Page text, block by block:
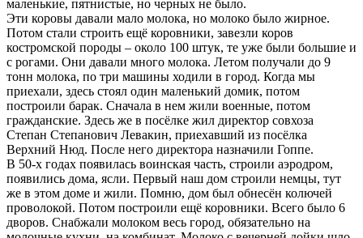
маленькие, пятнистые, но черных не было.
Эти коровы давали мало молока, но молоко было жирное.
Потом стали строить ещё коровники, завезли коров
костромской породы – около 100 штук, те уже были большие и
с рогами. Они давали много молока. Летом получали до 9
тонн молока, по три машины ходили в город. Когда мы
приехали, здесь стоял один маленький домик, потом
построили барак. Сначала в нем жили военные, потом
гражданские. Здесь же в посёлке жил директор совхоза
Степан Степанович Левакин, приехавший из посёлка
Верхний Нюд. После него директора назначили Гоппе.
В 50-х годах появилась воинская часть, строили аэродром,
появились дома, ясли. Первый наш дом строили немцы, тут
же в этом доме и жили. Помню, дом был обнесён колючей
проволокой. Потом построили ещё коровники. Всего было 6
дворов. Снабжали молоком весь город, обязательно на